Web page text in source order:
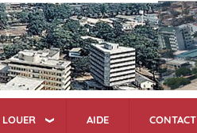
LOUER AIDE CONTACT